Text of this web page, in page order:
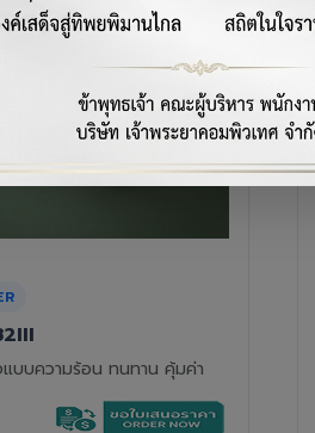
วามร้อนรุ่นท็อป ความเร็วสูง